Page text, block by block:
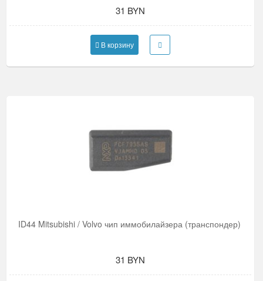
31 BYN
В корзину
ID44 Mitsubishi / Volvo чип иммобилайзера (транспондер)
31 BYN